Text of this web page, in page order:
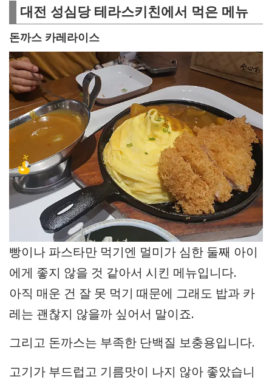
대전 성심당 테라스키친에서 먹은 메뉴
돈까스 카레라이스
빵이나 파스타만 먹기엔 멀미가 심한 둘째 아이
에게 좋지 않을 것 같아서 시킨 메뉴입니다.
아직 매운 건 잘 못 먹기 때문에 그래도 밥과 카
레는 괜찮지 않을까 싶어서 말이죠.
그리고 돈까스는 부족한 단백질 보충용입니다.
고기가 부드럽고 기름맛이 나지 않아 좋았습니